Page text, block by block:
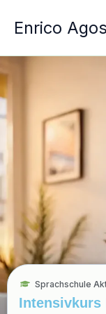
Enrico
Sprachschule
Intensivkurs